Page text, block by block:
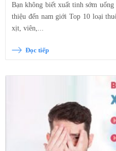
Bạn không biết xuất tinh sớm
thiệu đến nam giới Top 10 loại
xịt, viên,...
Đọc tiếp